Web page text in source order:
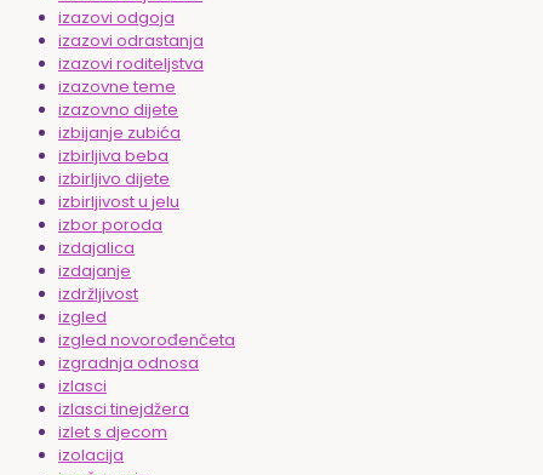
izazovi odgoja
izazovi odrastanja
izazovi roditeljstva
izazovne teme
izazovno dijete
izbijanje zubića
izbirljiva beba
izbirljivo dijete
izbirljivost u jelu
izbor poroda
izdajalica
izdajanje
izdržljivost
izgled
izgled novorođenčeta
izgradnja odnosa
izlasci
izlasci tinejdžera
izlet s djecom
izolacija